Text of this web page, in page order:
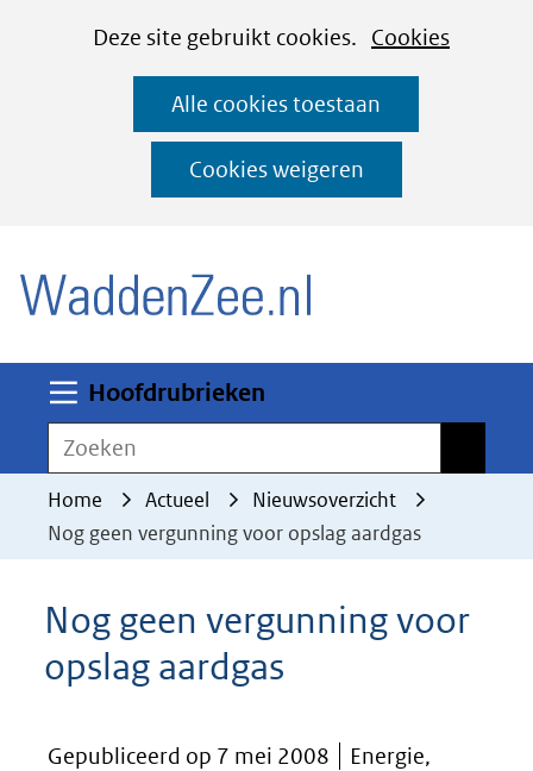
CookiesDeze site gebruikt cookies. Cookies
deze
worden
toegestaan
geweigerd.
Alle cookies toestaan
Cookies weigeren
Ga
naar
de
inhoud
Hoofdrubrieken
Zoeken
Home Actueel
Nieuwsoverzicht
Nog geen vergunning voor opslag aardgas
Nog geen vergunning voor
opslag aardgas
Gepubliceerd op 7 mei 2008
Energie,